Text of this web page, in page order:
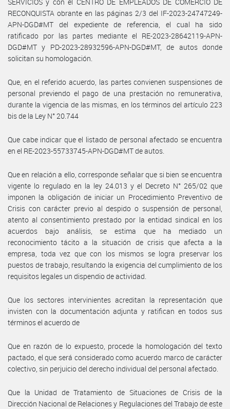
RECONQUISTA obrante en las páginas 2/3 del IF-2023-24747249-
APN-DGD#MT del expediente de referencia, el cual ha sido
ratificado por las partes mediante el RE-2023-28642119-APN-
DGD#MT y PD-2023-28932596-APN-DGD#MT, de autos donde
solicitan su homologación.
Que, en el referido acuerdo, las partes convienen suspensiones de
personal previendo el pago de una prestación no remunerativa,
durante la vigencia de las mismas, en los términos del artículo 223
bis de la Ley N° 20.744
Que cabe indicar que el listado de personal afectado se encuentra
en el RE-2023-55733745-APN-DGD#MT de autos.
Que en relación a ello, corresponde señalar que si bien se encuentra
vigente lo regulado en la ley 24.013 y el Decreto N° 265/02 que
imponen la obligación de iniciar un Procedimiento Preventivo de
Crisis con carácter previo al despido o suspensión de personal,
atento al consentimiento prestado por la entidad sindical en los
acuerdos bajo análisis, se estima que ha mediado un
reconocimiento tácito a la situación de crisis que afecta a la
empresa, toda vez que con los mismos se logra preservar los
puestos de trabajo, resultando la exigencia del cumplimiento de los
requisitos legales un dispendio de actividad.
Que los sectores intervinientes acreditan la representación que
invisten con la documentación adjunta y ratifican en todos sus
términos el acuerdo de
Que en razón de lo expuesto, procede la homologación del texto
pactado, el que será considerado como acuerdo marco de carácter
colectivo, sin perjuicio del derecho individual del personal afectado.
Que la Unidad de Tratamiento de Situaciones de Crisis de la
Dirección Nacional de Relaciones y Regulaciones del Trabajo de este